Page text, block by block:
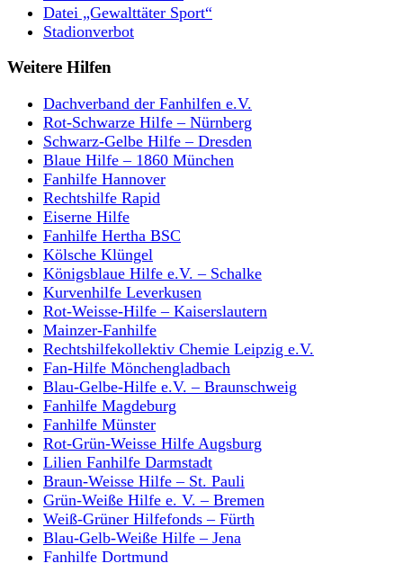
Datei „Gewalttäter Sport“
Stadionverbot
Weitere Hilfen
Dachverband der Fanhilfen e.V.
Rot-Schwarze Hilfe – Nürnberg
Schwarz-Gelbe Hilfe – Dresden
Blaue Hilfe – 1860 München
Fanhilfe Hannover
Rechtshilfe Rapid
Eiserne Hilfe
Fanhilfe Hertha BSC
Kölsche Klüngel
Königsblaue Hilfe e.V. – Schalke
Kurvenhilfe Leverkusen
Rot-Weisse-Hilfe – Kaiserslautern
Mainzer-Fanhilfe
Rechtshilfekollektiv Chemie Leipzig e.V.
Fan-Hilfe Mönchengladbach
Blau-Gelbe-Hilfe e.V. – Braunschweig
Fanhilfe Magdeburg
Fanhilfe Münster
Rot-Grün-Weisse Hilfe Augsburg
Lilien Fanhilfe Darmstadt
Braun-Weisse Hilfe – St. Pauli
Grün-Weiße Hilfe e. V. – Bremen
Weiß-Grüner Hilfefonds – Fürth
Blau-Gelb-Weiße Hilfe – Jena
Fanhilfe Dortmund